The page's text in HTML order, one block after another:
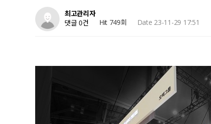
최고관리자
댓글 0건
Hit 749회 Date 23-11-29 17:51